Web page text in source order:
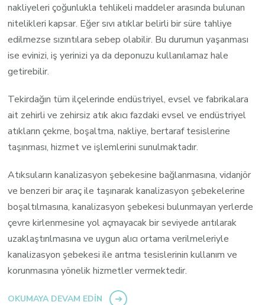
nakliyeleri çoğunlukla tehlikeli maddeler arasında bulunan
nitelikleri kapsar. Eğer sıvı atıklar belirli bir süre tahliye
edilmezse sızıntılara sebep olabilir. Bu durumun yaşanması
ise evinizi, iş yerinizi ya da deponuzu kullanılamaz hale
getirebilir.
Tekirdağın tüm ilçelerinde endüstriyel, evsel ve fabrikalara
ait zehirli ve zehirsiz atık akıcı fazdaki evsel ve endüstriyel
atıkların çekme, boşaltma, nakliye, bertaraf tesislerine
taşınması, hizmet ve işlemlerini sunulmaktadır.
Atıksuların kanalizasyon şebekesine bağlanmasına, vidanjör
ve benzeri bir araç ile taşınarak kanalizasyon şebekelerine
boşaltılmasına, kanalizasyon şebekesi bulunmayan yerlerde
çevre kirlenmesine yol açmayacak bir seviyede arıtılarak
uzaklaştırılmasına ve uygun alıcı ortama verilmeleriyle
kanalizasyon şebekesi ile arıtma tesislerinin kullanım ve
korunmasına yönelik hizmetler vermektedir.
OKUMAYA DEVAM EDIN